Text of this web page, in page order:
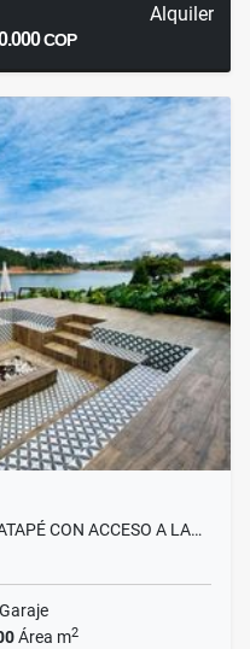
Alquiler
COP
CON ACCESO A LA…
Garaje
Área m2